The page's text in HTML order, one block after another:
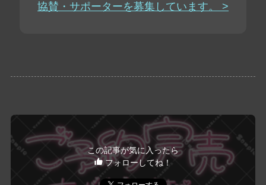
協賛・サポーターを募集しています。 >
この記事が気に入ったら
フォローしてね！